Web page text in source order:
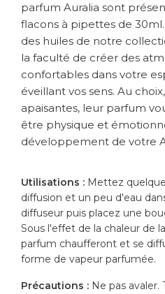
parfum Auralia sont
flacons à pipettes de
des huiles de notre
la faculté de créer des
confortables dans votre
éveillant vos sens. Au
apaisantes, leur parfum
être physique et
développement de votre
Utilisations : Mettez
diffusion et un peu d'eau
diffuseur puis placez une
Sous l'effet de la chaleur de
parfum chaufferont et se
forme de vapeur parfumée.
Précautions : Ne pas